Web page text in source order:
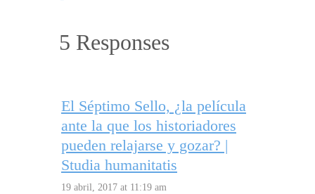
5 Responses
El Séptimo Sello, ¿la película
ante la que los historiadores
pueden relajarse y gozar? |
Studia humanitatis
19 abril, 2017 at 11:19 am